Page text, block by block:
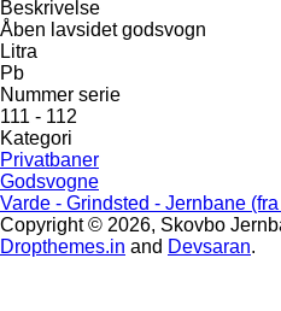
Beskrivelse
Åben lavsidet godsvogn
Litra
Pb
Nummer serie
111 - 112
Kategori
Privatbaner
Godsvogne
Varde - Grindsted - Jernbane
Copyright © 2026, Skovbo
Dropthemes.in and Devsaran.